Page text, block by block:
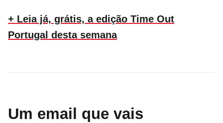
+ Leia já, grátis, a edição Time Out
Portugal desta semana
Um email que vais